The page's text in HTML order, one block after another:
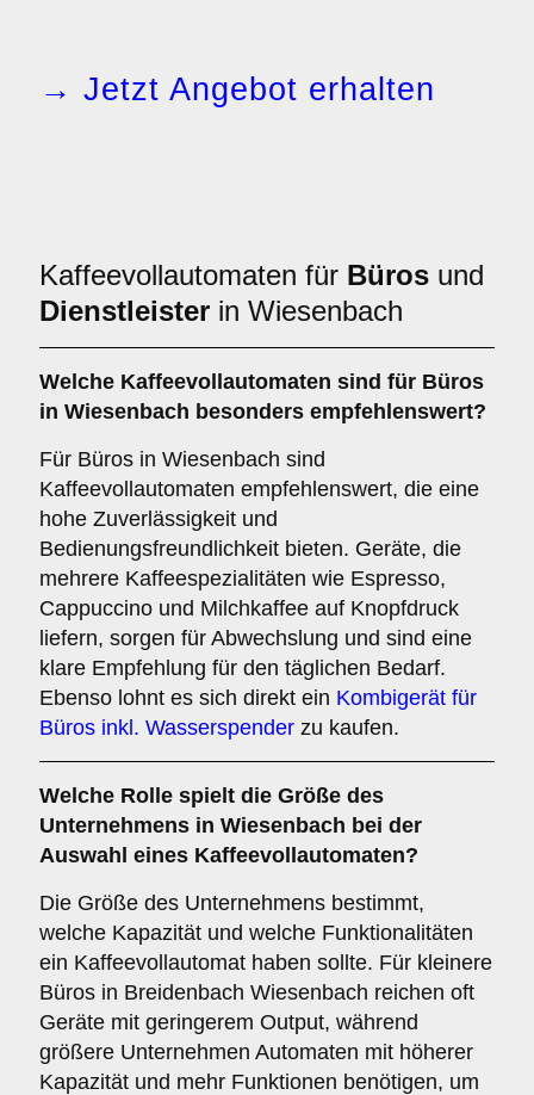
→ Jetzt Angebot erhalten
Kaffeevollautomaten für Büros und
Dienstleister in Wiesenbach
Welche Kaffeevollautomaten sind für Büros
in Wiesenbach besonders empfehlenswert?
Für Büros in Wiesenbach sind
Kaffeevollautomaten empfehlenswert, die eine
hohe Zuverlässigkeit und
Bedienungsfreundlichkeit bieten. Geräte, die
mehrere Kaffeespezialitäten wie Espresso,
Cappuccino und Milchkaffee auf Knopfdruck
liefern, sorgen für Abwechslung und sind eine
klare Empfehlung für den täglichen Bedarf.
Ebenso lohnt es sich direkt ein Kombigerät für
Büros inkl. Wasserspender zu kaufen.
Welche Rolle spielt die Größe des
Unternehmens in Wiesenbach bei der
Auswahl eines Kaffeevollautomaten?
Die Größe des Unternehmens bestimmt,
welche Kapazität und welche Funktionalitäten
ein Kaffeevollautomat haben sollte. Für kleinere
Büros in Breidenbach Wiesenbach reichen oft
Geräte mit geringerem Output, während
größere Unternehmen Automaten mit höherer
Kapazität und mehr Funktionen benötigen, um